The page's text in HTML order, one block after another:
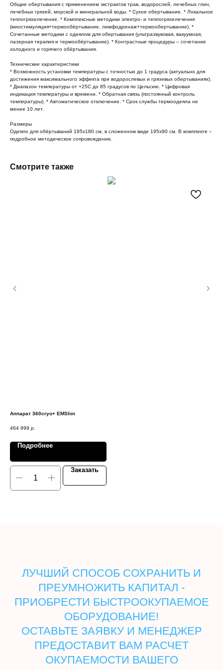
Общие обертывания с применением экстрактов трав, водорослей, лечебных глин,
лечебных грязей, морской и минеральной воды. * Сухое обертывание. * Локальное
теплогрязелечение. * Комплексные методики электро- и теплогрязелечения
(миостимуляция+термообёртывание, лимфодренаж+термообертывание). *
Сочетанные методики с одеялом для обертывания (ультразвуковая, вакуумная,
лазерная терапия и термообёртывание). * Контрастные процедуры – сочетание
холодного и горячего обёртывания.
Технические характеристики
* Возможность установки температуры с точностью до 1 градуса (актуально для
достижения максимального эффекта при водорослевых и грязевых обертываниях).
* Диапазон температуры от +25С до 85 градусов по Цельсию. * Цифровая
индикация температуры и времени. * Обратная связь (постоянный контроль
температуры). * Автоматическое отключение. * Срок службы термоодеяла не
менее 10 лет.
Размеры
Одеяло для обёртываний 195х180 см, в сложенном виде 195х90 см. В комплекте –
подробное методическое сопровождение.
Смотрите также
Аппарат 360cryo+ EMSlim
464 999 р.
Подробнее
Заказать
ЛУЧШИЙ СПОСОБ СОХРАНИТЬ И
ПРЕУМНОЖИТЬ КАПИТАЛ -
ПРИОБРЕСТИ БЫСТРООКУПАЕМОЕ
ОБОРУДОВАНИЕ!
ОСТАВЬТЕ ЗАЯВКУ И МЕНЕДЖЕР
ПРЕДОСТАВИТ ВАМ РАСЧЕТ
ОКУПАЕМОСТИ ВАШЕГО